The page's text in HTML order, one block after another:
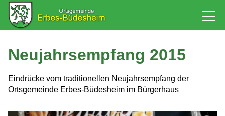
Rathaus
Bürgerservice
Baugebiet
Neujahrsempfang 2015
Eindrücke vom traditionellen Neujahrsempfang der
Ortsgemeinde Erbes-Büdesheim im Bürgerhaus